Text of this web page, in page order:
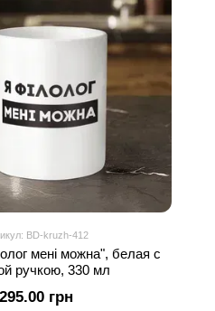
BD-kruzh-412
мені можна", белая с
ручкою, 330 мл
295.00 грн